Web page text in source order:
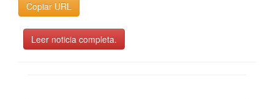
Copiar URL
Leer noticia completa.